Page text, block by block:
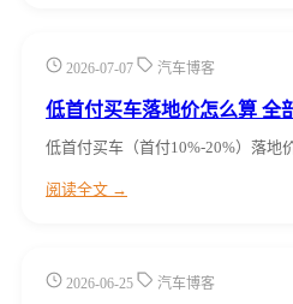
2026-07-07 汽车博客
低首付买车落地价怎么算 全
低首付买车（首付10%-20%）落地
阅读全文 →
2026-06-25 汽车博客